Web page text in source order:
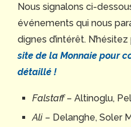
Nous signalons ci-
événements qui nous
dignes d’intérêt.
site de la Monnaie pour
détaillé !
Falstaff – Altinoglu,
Ali – Delanghe, Soler